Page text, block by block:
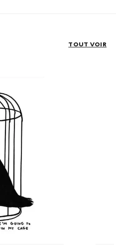
TOUT VOIR